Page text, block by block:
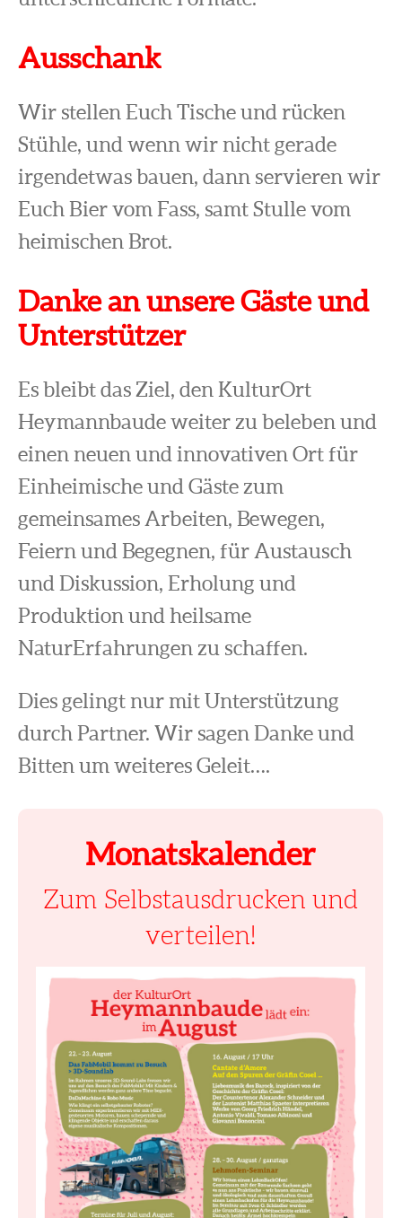
Ausschank
Wir stellen Euch Tische und rücken
Stühle, und wenn wir nicht gerade
irgendetwas bauen, dann servieren wir
Euch Bier vom Fass, samt Stulle vom
heimischen Brot.
Danke an unsere Gäste und
Unterstützer
Es bleibt das Ziel, den KulturOrt
Heymannbaude weiter zu beleben und
einen neuen und innovativen Ort für
Einheimische und Gäste zum
gemeinsames Arbeiten, Bewegen,
Feiern und Begegnen, für Austausch
und Diskussion, Erholung und
Produktion und heilsame
NaturErfahrungen zu schaffen.
Dies gelingt nur mit Unterstützung
durch Partner. Wir sagen Danke und
Bitten um weiteres Geleit….
Monatskalender
Zum Selbstausdrucken und
verteilen!